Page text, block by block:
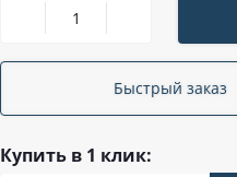
Быстрый заказ
Купить в 1 клик: